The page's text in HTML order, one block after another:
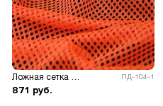
ПД-104-1
871 руб.